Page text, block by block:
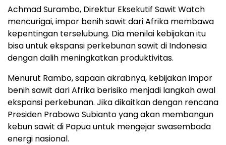
Achmad Surambo, Direktur Eksekutif Sawit Watch
mencurigai, impor benih sawit dari Afrika membawa
kepentingan terselubung. Dia menilai kebijakan itu
bisa untuk ekspansi perkebunan sawit di Indonesia
dengan dalih meningkatkan produktivitas.
Menurut Rambo, sapaan akrabnya, kebijakan impor
benih sawit dari Afrika berisiko menjadi langkah awal
ekspansi perkebunan. Jika dikaitkan dengan rencana
Presiden Prabowo Subianto yang akan membangun
kebun sawit di Papua untuk mengejar swasembada
energi nasional.